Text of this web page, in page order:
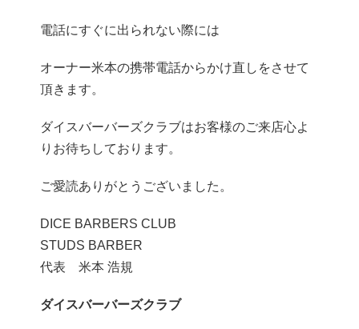
電話にすぐに出られない際には
オーナー米本の携帯電話からかけ直しをさせて
頂きます。
ダイスバーバーズクラブはお客様のご来店心よ
りお待ちしております。
ご愛読ありがとうございました。
DICE BARBERS CLUB
STUDS BARBER
代表 米本 浩規
ダイスバーバーズクラブ